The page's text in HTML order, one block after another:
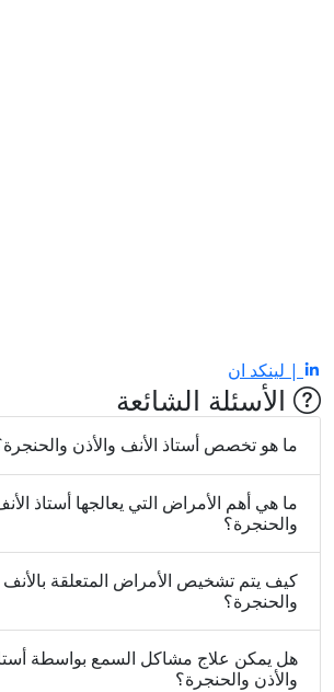
| لينكد ان
الأسئلة الشائعة
ما هو تخصص أستاذ الأنف والأذن
ما هي أهم الأمراض التي يعالجها أستاذ
والحنجرة؟
كيف يتم تشخيص الأمراض المتعلقة بالأنف
والحنجرة؟
هل يمكن علاج مشاكل السمع بواسطة
والأذن والحنجرة؟